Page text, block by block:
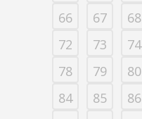
66
67 68
72
73 74
78
79 80
84
85 86